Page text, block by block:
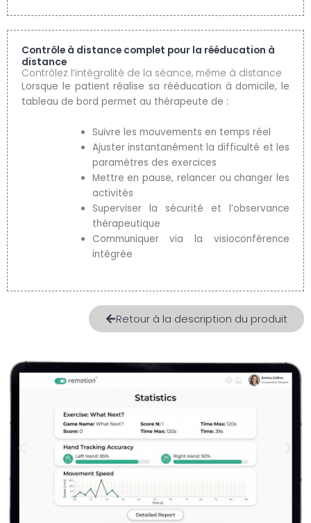
Contrôle à distance complet pour la rééducation à
distance
Contrôlez l’intégralité de la séance, même à distance
Lorsque le patient réalise sa rééducation à domicile, le
tableau de bord permet au thérapeute de :
Suivre les mouvements en temps réel
Ajuster instantanément la difficulté et les
paramètres des exercices
Mettre en pause, relancer ou changer les
activités
Superviser la sécurité et l’observance
thérapeutique
Communiquer via la visioconférence
intégrée
Retour à la description du produit